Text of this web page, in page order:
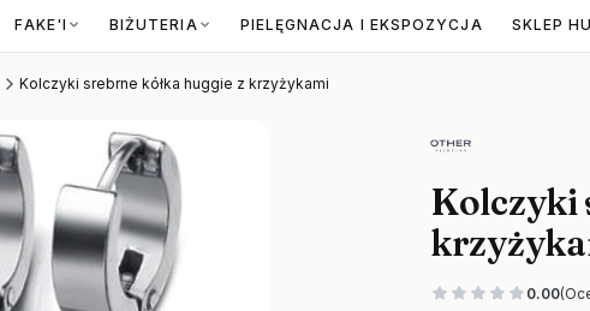
FAKE'I BIŻUTERIA PIELĘGNACJA I EKSPOZYCJA SKLEP
Kolczyki srebrne kółka huggie z krzyżykami
Kolczyki
0.00